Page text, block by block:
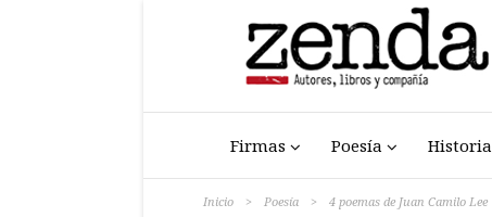
Firmas Poesía Historia
Inicio > Poesía > 4 poemas de Juan Camilo Lee